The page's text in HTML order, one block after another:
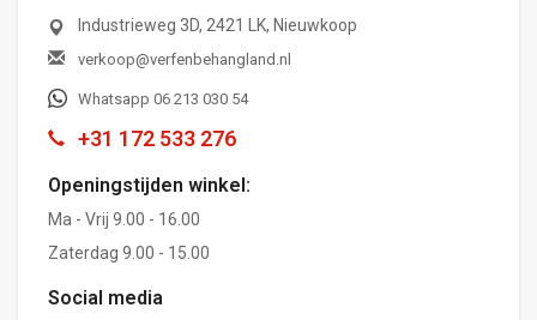
Industrieweg 3D, 2421 LK, Nieuwkoop
verkoop@verfenbehangland.nl
Whatsapp 06 213 030 54
+31 172 533 276
Openingstijden winkel:
Ma - Vrij 9.00 - 16.00
Zaterdag 9.00 - 15.00
Social media